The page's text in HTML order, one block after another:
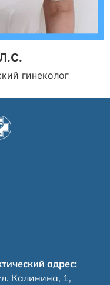
гинеколог
адрес:
Калинина, 1,